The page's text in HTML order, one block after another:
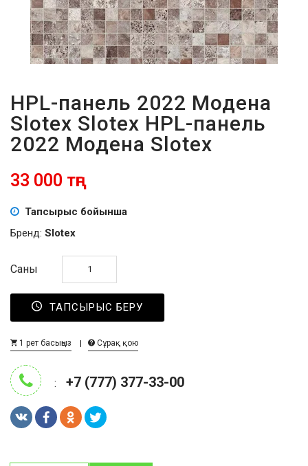
БА?
HPL-панель 2022 Модена
Slotex Slotex HPL-панель
2022 Модена Slotex
33 000 тңг
Тапсырыс бойынша
Бренд: Slotex
Саны
ТАПСЫРЫС БЕРУ
1 рет басыңыз Сұрақ қою
: +7 (777) 377-33-00